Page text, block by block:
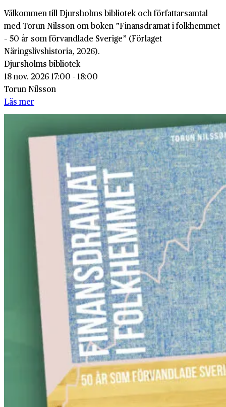
Välkommen till Djursholms bibliotek och författarsamtal
med Torun Nilsson om boken ”Finansdramat i folkhemmet
– 50 år som förvandlade Sverige” (Förlaget
Näringslivshistoria, 2026).
Djursholms bibliotek
18 nov. 2026 17:00 - 18:00
Torun Nilsson
Läs mer